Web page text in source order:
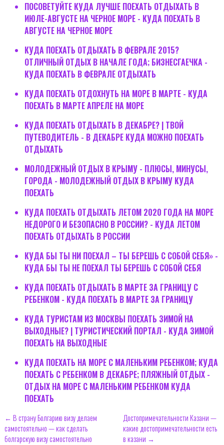
ПОСОВЕТУЙТЕ КУДА ЛУЧШЕ ПОЕХАТЬ ОТДЫХАТЬ В
ИЮЛЕ-АВГУСТЕ НА ЧЕРНОЕ МОРЕ - КУДА ПОЕХАТЬ В
АВГУСТЕ НА ЧЕРНОЕ МОРЕ
КУДА ПОЕХАТЬ ОТДЫХАТЬ В ФЕВРАЛЕ 2015?
ОТЛИЧНЫЙ ОТДЫХ В НАЧАЛЕ ГОДА; БИЗНЕСГАЕЧКА -
КУДА ПОЕХАТЬ В ФЕВРАЛЕ ОТДЫХАТЬ
КУДА ПОЕХАТЬ ОТДОХНУТЬ НА МОРЕ В МАРТЕ - КУДА
ПОЕХАТЬ В МАРТЕ АПРЕЛЕ НА МОРЕ
КУДА ПОЕХАТЬ ОТДЫХАТЬ В ДЕКАБРЕ? | ТВОЙ
ПУТЕВОДИТЕЛЬ - В ДЕКАБРЕ КУДА МОЖНО ПОЕХАТЬ
ОТДЫХАТЬ
МОЛОДЕЖНЫЙ ОТДЫХ В КРЫМУ - ПЛЮСЫ, МИНУСЫ,
ГОРОДА - МОЛОДЕЖНЫЙ ОТДЫХ В КРЫМУ КУДА
ПОЕХАТЬ
КУДА ПОЕХАТЬ ОТДЫХАТЬ ЛЕТОМ 2020 ГОДА НА МОРЕ
НЕДОРОГО И БЕЗОПАСНО В РОССИИ? - КУДА ЛЕТОМ
ПОЕХАТЬ ОТДЫХАТЬ В РОССИИ
КУДА БЫ ТЫ НИ ПОЕХАЛ – ТЫ БЕРЕШЬ С СОБОЙ СЕБЯ» -
КУДА БЫ ТЫ НЕ ПОЕХАЛ ТЫ БЕРЕШЬ С СОБОЙ СЕБЯ
КУДА ПОЕХАТЬ ОТДЫХАТЬ В МАРТЕ ЗА ГРАНИЦУ С
РЕБЕНКОМ - КУДА ПОЕХАТЬ В МАРТЕ ЗА ГРАНИЦУ
КУДА ТУРИСТАМ ИЗ МОСКВЫ ПОЕХАТЬ ЗИМОЙ НА
ВЫХОДНЫЕ? | ТУРИСТИЧЕСКИЙ ПОРТАЛ - КУДА ЗИМОЙ
ПОЕХАТЬ НА ВЫХОДНЫЕ
КУДА ПОЕХАТЬ НА МОРЕ С МАЛЕНЬКИМ РЕБЕНКОМ; КУДА
ПОЕХАТЬ С РЕБЕНКОМ В ДЕКАБРЕ; ПЛЯЖНЫЙ ОТДЫХ -
ОТДЫХ НА МОРЕ С МАЛЕНЬКИМ РЕБЕНКОМ КУДА
ПОЕХАТЬ
← В страну Болгарию визу делаем
самостоятельно — как сделать
болгарскую визу самостоятельно
Достопримечательности Казани —
какие достопримечательности есть
в казани →